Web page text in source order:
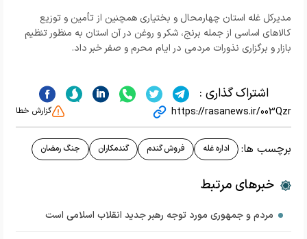
مدیرکل غله استان چهارمحال و بختیاری همچنین از تأمین و توزیع
کالاهای اساسی از جمله برنج، شکر و روغن در آن استان به منظور تنظیم
بازار و برگزاری نذورات مردمی در ایام محرم و صفر خبر داد.
اشتراک گذاری :
https://rasanews.ir/003Qzr گزارش خطا
برچسب ها: اداره غله فروش گندم گندمکاران جنگ رمضان
خبرهای مرتبط
مردم و جمهوری مورد توجه رهبر جدید انقلاب اسلامی است